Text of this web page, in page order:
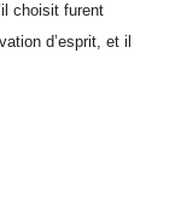
choisit furent
d’esprit, et il